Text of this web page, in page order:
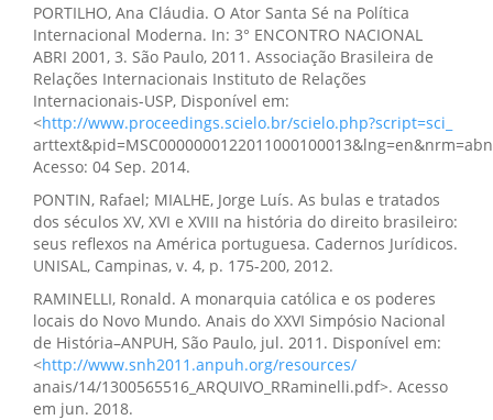
PORTILHO, Ana Cláudia. O Ator Santa Sé na Política
Internacional Moderna. In: 3° ENCONTRO NACIONAL
ABRI 2001, 3. São Paulo, 2011. Associação Brasileira de
Relações Internacionais Instituto de Relações
Internacionais-USP, Disponível em:
<http://www.proceedings.scielo.br/scielo.php?script=sci_
Acesso: 04 Sep. 2014.
PONTIN, Rafael; MIALHE, Jorge Luís. As bulas e tratados
dos séculos XV, XVI e XVIII na história do direito brasileiro:
seus reflexos na América portuguesa. Cadernos Jurídicos.
UNISAL, Campinas, v. 4, p. 175-200, 2012.
RAMINELLI, Ronald. A monarquia católica e os poderes
locais do Novo Mundo. Anais do XXVI Simpósio Nacional
de História–ANPUH, São Paulo, jul. 2011. Disponível em:
<http://www.snh2011.anpuh.org/resources/
anais/14/1300565516_ARQUIVO_RRaminelli.pdf>. Acesso
em jun. 2018.